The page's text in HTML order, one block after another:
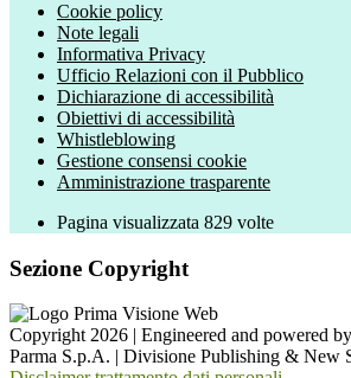
Cookie policy
Note legali
Informativa Privacy
Ufficio Relazioni con il Pubblico
Dichiarazione di accessibilità
Obiettivi di accessibilità
Whistleblowing
Gestione consensi cookie
Amministrazione trasparente
Pagina visualizzata 829 volte
Sezione Copyright
Copyright 2026 | Engineered and powered
Parma S.p.A. | Divisione Publishing & New